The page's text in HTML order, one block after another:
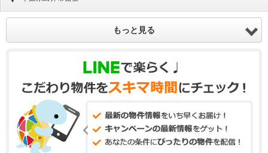
もっと見る